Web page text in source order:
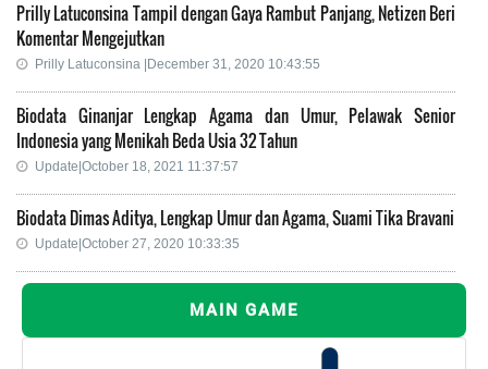
Prilly Latuconsina Tampil dengan Gaya Rambut Panjang, Netizen Beri
Komentar Mengejutkan
Prilly Latuconsina |December 31, 2020 10:43:55
Biodata Ginanjar Lengkap Agama dan Umur, Pelawak Senior
Indonesia yang Menikah Beda Usia 32 Tahun
Update|October 18, 2021 11:37:57
Biodata Dimas Aditya, Lengkap Umur dan Agama, Suami Tika Bravani
Update|October 27, 2020 10:33:35
MAIN GAME